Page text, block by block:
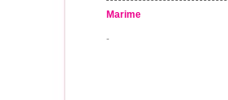
Marime
-